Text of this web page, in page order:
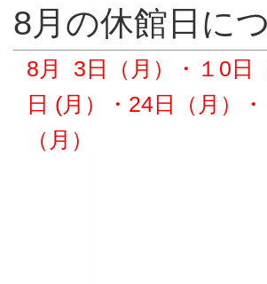
8月の休館日に
8月 3日（月）・１0日
日 (月）・24日（月）・
（月）